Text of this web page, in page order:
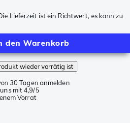
Lieferzeit ist ein Richtwert, es kann zu
den Warenkorb
wieder vorrätig ist
30 Tagen anmelden
mit 4,9/5
Vorrat